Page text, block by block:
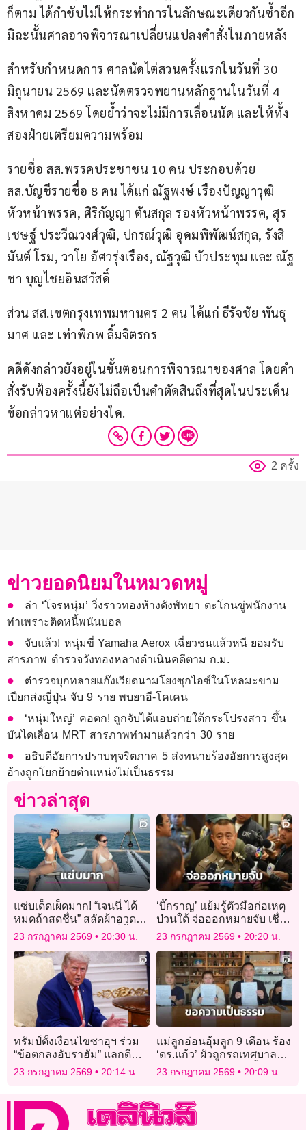
ก็ตาม ได้กำชับไม่ให้กระทำการในลักษณะเดียวกันซ้ำอีก
มิฉะนั้นศาลอาจพิจารณาเปลี่ยนแปลงคำสั่งในภายหลัง
สำหรับกำหนดการ ศาลนัดไต่สวนครั้งแรกในวันที่ 30
มิถุนายน 2569 และนัดตรวจพยานหลักฐานในวันที่ 4
สิงหาคม 2569 โดยย้ำว่าจะไม่มีการเลื่อนนัด และให้ทั้ง
สองฝ่ายเตรียมความพร้อม
รายชื่อ สส.พรรคประชาชน 10 คน ประกอบด้วย
สส.บัญชีรายชื่อ 8 คน ได้แก่ ณัฐพงษ์ เรืองปัญญาวุฒิ
หัวหน้าพรรค, ศิริกัญญา ตันสกุล รองหัวหน้าพรรค, สุร
เชษฐ์ ประวีณวงศ์วุฒิ, ปกรณ์วุฒิ อุดมพิพัฒน์สกุล, รังสิ
มันต์ โรม, วาโย อัศวรุ่งเรือง, ณัฐวุฒิ บัวประทุม และ ณัฐ
ชา บุญไชยอินสวัสดิ์
ส่วน สส.เขตกรุงเทพมหานคร 2 คน ได้แก่ ธีรัจชัย พันธุ
มาศ และ เท่าพิภพ ลิ้มจิตรกร
คดีดังกล่าวยังอยู่ในขั้นตอนการพิจารณาของศาล โดยคำ
สั่งรับฟ้องครั้งนี้ยังไม่ถือเป็นคำตัดสินถึงที่สุดในประเด็น
ข้อกล่าวหาแต่อย่างใด.
2 ครั้ง
ข่าวยอดนิยมในหมวดหมู่
ล่า ‘โจรหนุ่ม’ วิ่งราวทองห้างดังพัทยา ตะโกนขู่พนักงาน
ทำเพราะติดหนี้พนันบอล
จับแล้ว! หนุ่มขี่ Yamaha Aerox เฉี่ยวชนแล้วหนี ยอมรับ
สารภาพ ตำรวจวังทองหลางดำเนินคดีตาม ก.ม.
ตำรวจบุกทลายแก๊งเวียดนามโยงซุกไอซ์ในโหลมะขาม
เปียกส่งญี่ปุ่น จับ 9 ราย พบยาอี-โคเคน
‘หนุ่มใหญ่’ คอตก! ถูกจับได้แอบถ่ายใต้กระโปรงสาว ขึ้น
บันไดเลื่อน MRT สารภาพทำมาแล้วกว่า 30 ราย
อธิบดีอัยการปราบทุจริตภาค 5 ส่งทนายร้องอัยการสูงสุด
อ้างถูกโยกย้ายตำแหน่งไม่เป็นธรรม
ข่าวล่าสุด
แซ่บเด็ดเผ็ดมาก! “เจนนี่ ได้
หมดถ้าสดชื่น” สลัดผ้าอวด
หุ่นเป๊ะผอมเพรียวเซ็กซี่ขั้น
23 กรกฎาคม 2569 20:30 น.
‘บิ๊กราญ’ แย้มรู้ตัวมือก่อเหตุ
ป่วนใต้ จ่อออกหมายจับ เชื่อ
3 เหตุการณ์โยงกลุ่มเดียวกัน
23 กรกฎาคม 2569 20:20 น.
ทรัมป์ตั้งเงื่อนไขซาอุฯ ร่วม
“ข้อตกลงอับราฮัม” แลกดี
ลนิวเคลียร์กับสหรัฐ
23 กรกฎาคม 2569 20:14 น.
แม่ลูกอ่อนอุ้มลูก 9 เดือน ร้อง
‘ดร.แก้ว’ ผัวถูกรถเทศบาลชน
ดับ 9 เดือนคดีไม่คืบ ซ้ำซอง
งานศพหาย
23 กรกฎาคม 2569 20:09 น.